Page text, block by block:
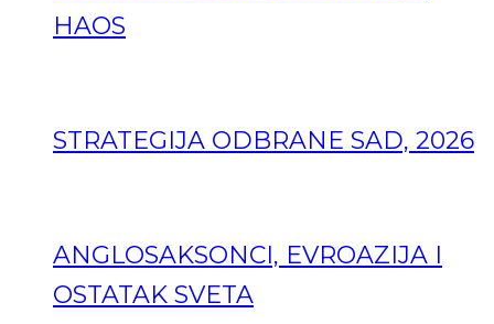
HAOS
STRATEGIJA ODBRANE SAD, 2026
ANGLOSAKSONCI, EVROAZIJA I
OSTATAK SVETA